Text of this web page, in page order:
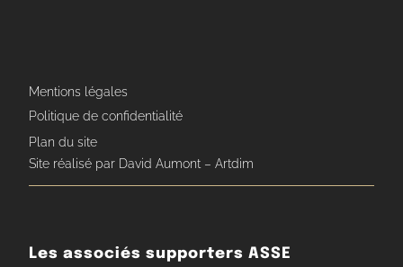
Mentions légales
Politique de confidentialité
Plan du site
Site réalisé par David Aumont – Artdim
Les associés supporters ASSE